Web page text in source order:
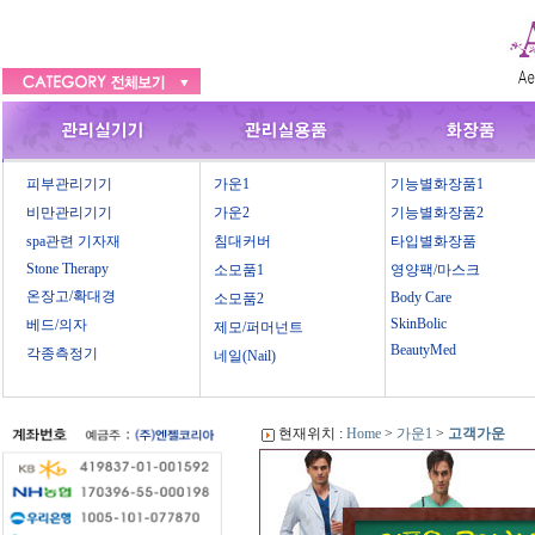
피부관리기기
비만관리기기
spa관련 기자재
Stone Therapy
온장고/확대경
베드/의자
각종측정기
가운1
가운2
침대커버
소모품1
소모품2
제모/퍼머넌트
네일(Nail)
기능별화장품1
기능별화장품2
타입별화장품
영양팩/마스크
Body Care
SkinBolic
BeautyMed
현재위치 : Home > 가운1 > 고객가운